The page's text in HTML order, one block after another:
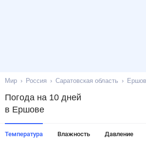
Мир Россия Саратовская область Ершов
Погода на 10 дней
в Ершове
Температура Влажность Давление